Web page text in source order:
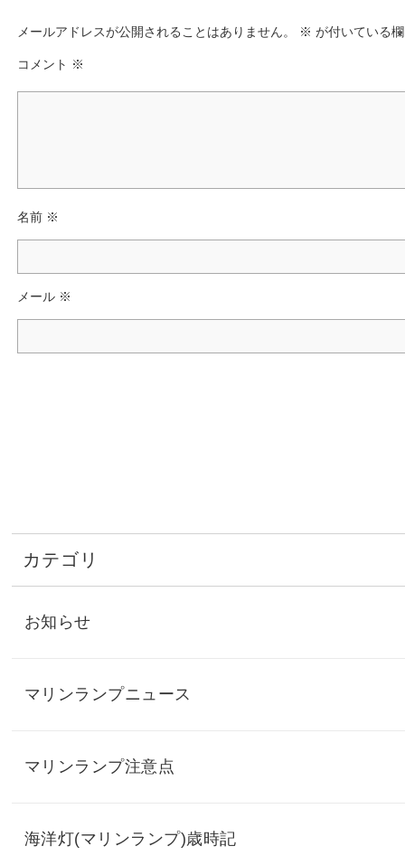
b
o
o
メールアドレスが公開されることはありません。 ※ が付いている
コメント ※
名前 ※
メール ※
カテゴリ
お知らせ
マリンランプニュース
マリンランプ注意点
海洋灯(マリンランプ)歳時記